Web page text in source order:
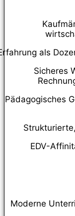
als
Sicheres
Pädagogisches
EDV-
Moderne